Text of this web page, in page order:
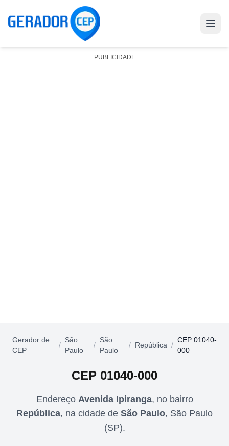
PUBLICIDADE
Gerador de
CEP
/
São
Paulo
/
São
Paulo
/ República /
CEP 01040-
000
CEP 01040-000
Endereço Avenida Ipiranga, no bairro
República, na cidade de São Paulo, São Paulo
(SP).